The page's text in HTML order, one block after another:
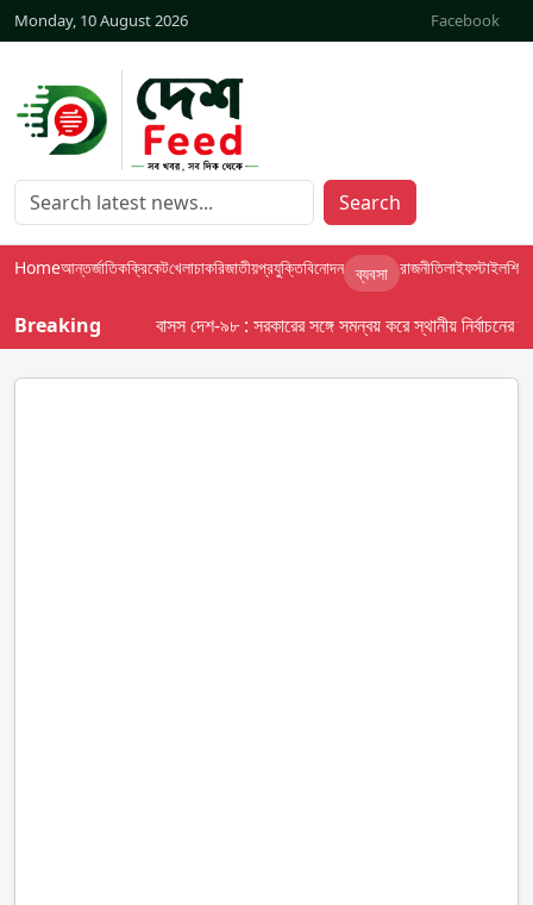
Monday, 10 August 2026 Facebook
Search
Homeআন্তর্জাতিকক্রিকেটখেলাচাকরিজাতীয়প্রযুক্তিবিনোদন ব্যবসা রাজনীতিলাইফস্টাইলশিক্ষা
Breaking বাসস দেশ-৯৮ : সরকারের সঙ্গে সমন্বয় করে স্থানীয় নির্বাচনের